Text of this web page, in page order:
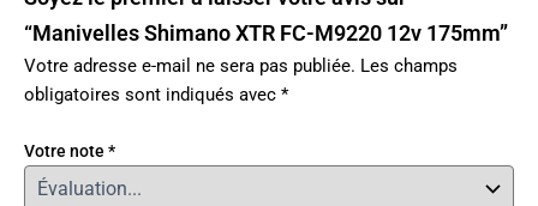
“Manivelles Shimano XTR FC-M9220 12v 175mm”
Votre adresse e-mail ne sera pas publiée. Les champs
obligatoires sont indiqués avec *
Votre note *